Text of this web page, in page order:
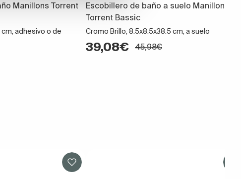
Manillons Torrent
cm, adhesivo o de
Escobillero de baño a suelo Manillons
Torrent Bassic
Cromo Brillo, 8.5x8.5x38.5 cm, a suelo
39,08€ 45,98€